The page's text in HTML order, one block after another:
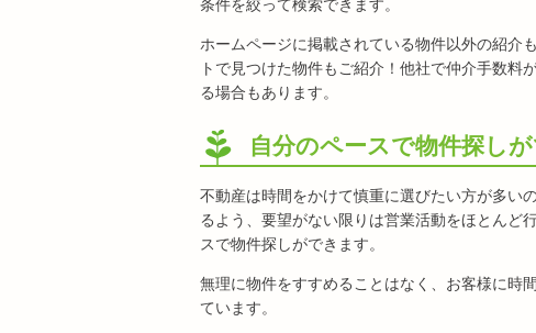
条件を絞って検索できます。
ホームページに掲載されている物件以外の紹介
トで見つけた物件もご紹介！他社で仲介手数料
る場合もあります。
自分のペースで物件探し
不動産は時間をかけて慎重に選びたい方が多い
るよう、要望がない限りは営業活動をほとんど
スで物件探しができます。
無理に物件をすすめることはなく、お客様に時
ています。